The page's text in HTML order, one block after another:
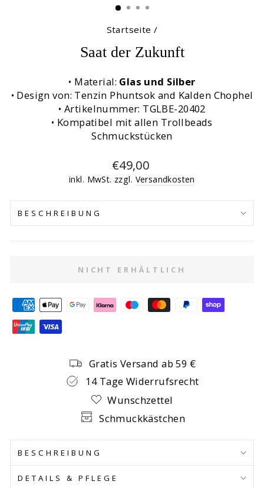
Startseite /
Saat der Zukunft
• Material: Glas und Silber
• Design von: Tenzin Phuntsok and Kalden Chophel
• Artikelnummer: TGLBE-20402
• Kompatibel mit allen Trollbeads
Schmuckstücken
Normaler
Preis
€49,00
inkl. MwSt. zzgl. Versandkosten
BESCHREIBUNG
NICHT ERHÄLTLICH
Gratis Versand ab 59 €
14 Tage Widerrufsrecht
Wunschzettel
Schmuckkästchen
BESCHREIBUNG
DETAILS & PFLEGE